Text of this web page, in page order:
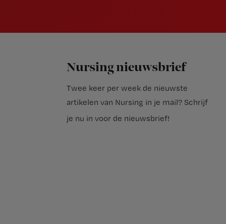
Nursing nieuwsbrief
Twee keer per week de nieuwste
artikelen van Nursing in je mail? Schrijf
je nu in voor de nieuwsbrief!